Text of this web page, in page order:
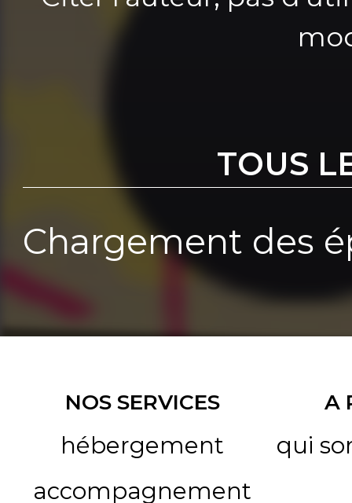
TOUS
Chargement des
NOS SERVICES
hébergement
accompagnement
A
qui